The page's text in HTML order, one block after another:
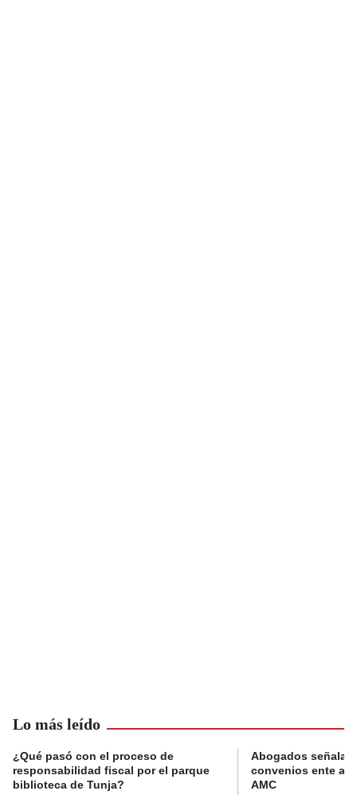
Lo más leído
¿Qué pasó con el proceso de
responsabilidad fiscal por el parque
biblioteca de Tunja?
Abogados
convenios ente
AMC